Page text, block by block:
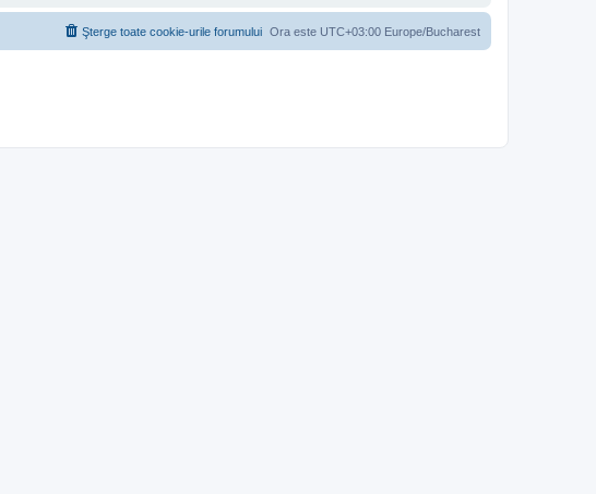
Ora este UTC+03:00 Europe/Bucharest
Şterge toate cookie-urile forumului